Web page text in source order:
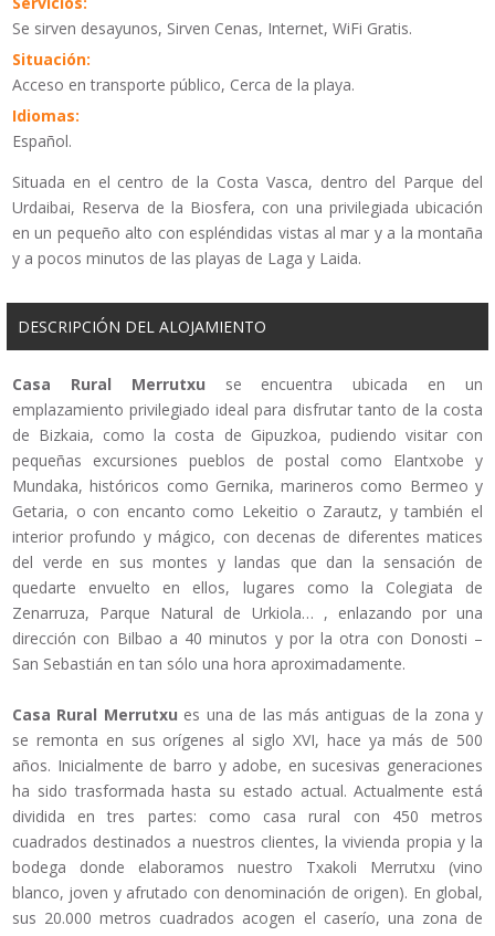
Se sirven desayunos, Sirven Cenas, Internet, WiFi Gratis.
Situación:
Acceso en transporte público, Cerca de la playa.
Idiomas:
Español.
Situada en el centro de la Costa Vasca, dentro del Parque del
Urdaibai, Reserva de la Biosfera, con una privilegiada ubicación
en un pequeño alto con espléndidas vistas al mar y a la montaña
y a pocos minutos de las playas de Laga y Laida.
DESCRIPCIÓN DEL ALOJAMIENTO
Casa Rural Merrutxu se encuentra ubicada en un
emplazamiento privilegiado ideal para disfrutar tanto de la costa
de Bizkaia, como la costa de Gipuzkoa, pudiendo visitar con
pequeñas excursiones pueblos de postal como Elantxobe y
Mundaka, históricos como Gernika, marineros como Bermeo y
Getaria, o con encanto como Lekeitio o Zarautz, y también el
interior profundo y mágico, con decenas de diferentes matices
del verde en sus montes y landas que dan la sensación de
quedarte envuelto en ellos, lugares como la Colegiata de
Zenarruza, Parque Natural de Urkiola… , enlazando por una
dirección con Bilbao a 40 minutos y por la otra con Donosti –
San Sebastián en tan sólo una hora aproximadamente.
Casa Rural Merrutxu es una de las más antiguas de la zona y
se remonta en sus orígenes al siglo XVI, hace ya más de 500
años. Inicialmente de barro y adobe, en sucesivas generaciones
ha sido trasformada hasta su estado actual. Actualmente está
dividida en tres partes: como casa rural con 450 metros
cuadrados destinados a nuestros clientes, la vivienda propia y la
bodega donde elaboramos nuestro Txakoli Merrutxu (vino
blanco, joven y afrutado con denominación de origen). En global,
sus 20.000 metros cuadrados acogen el caserío, una zona de